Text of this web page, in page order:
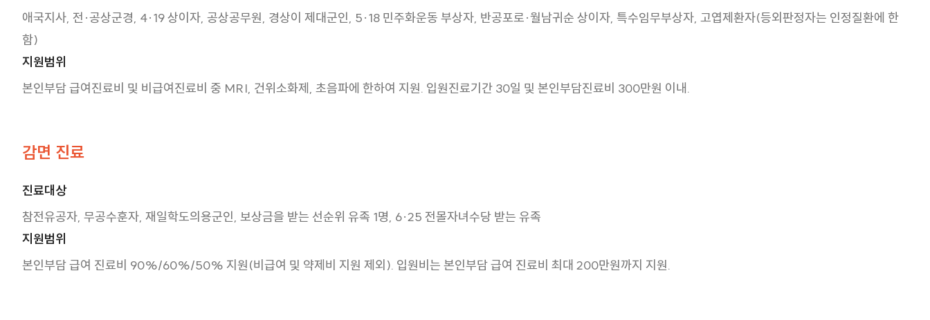
애국지사, 전·공상군경, 4·19 상이자, 공상공무원, 경상이 제대군인, 5·18 민주화운동 부상자, 반공포로·월남귀순 상이자, 특수임무부상자, 고엽제환자(등외판정자는 인정질환에 한
함)
지원범위
본인부담 급여진료비 및 비급여진료비 중 MRI, 건위소화제, 초음파에 한하여 지원. 입원진료기간 30일 및 본인부담진료비 300만원 이내.
감면 진료
진료대상
참전유공자, 무공수훈자, 재일학도의용군인, 보상금을 받는 선순위 유족 1명, 6·25 전몰자녀수당 받는 유족
지원범위
본인부담 급여 진료비 90%/60%/50% 지원(비급여 및 약제비 지원 제외). 입원비는 본인부담 급여 진료비 최대 200만원까지 지원.